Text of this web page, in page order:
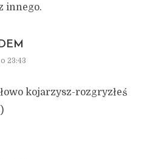
innego.
23:43
kojarzysz-rozgryzłeś